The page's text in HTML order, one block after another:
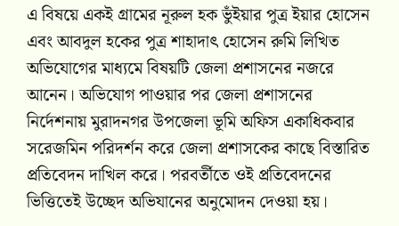
এ বিষয়ে একই গ্রামের নূরুল হক ভুঁইয়ার পুত্র ইয়ার হোসেন
এবং আবদুল হকের পুত্র শাহাদাৎ হোসেন রুমি লিখিত
অভিযোগের মাধ্যমে বিষয়টি জেলা প্রশাসনের নজরে
আনেন। অভিযোগ পাওয়ার পর জেলা প্রশাসনের
নির্দেশনায় মুরাদনগর উপজেলা ভূমি অফিস একাধিকবার
সরেজমিন পরিদর্শন করে জেলা প্রশাসকের কাছে বিস্তারিত
প্রতিবেদন দাখিল করে। পরবর্তীতে ওই প্রতিবেদনের
ভিত্তিতেই উচ্ছেদ অভিযানের অনুমোদন দেওয়া হয়।